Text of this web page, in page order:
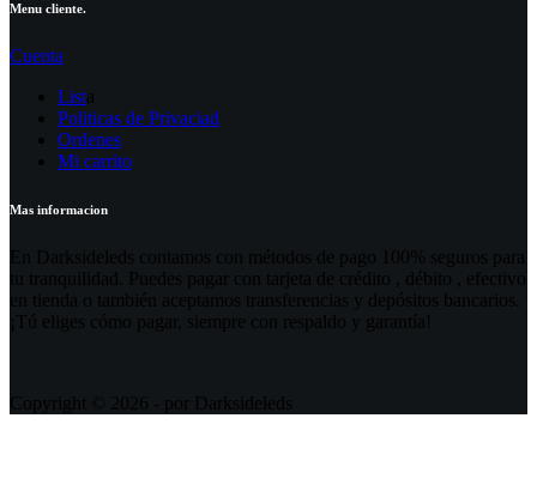
Menu cliente.
Cuenta
Lista
Politicas de Privaciad
Ordenes
Mi carrito
Mas informacion
En Darksideleds contamos con métodos de pago 100% seguros para
tu tranquilidad. Puedes pagar con tarjeta de crédito , débito , efectivo
en tienda o también aceptamos transferencias y depósitos bancarios.
¡Tú eliges cómo pagar, siempre con respaldo y garantía!
Copyright © 2026 - por Darksideleds